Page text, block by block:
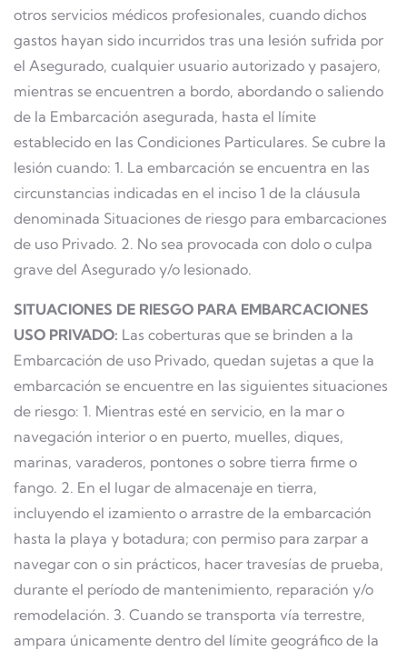
otros servicios médicos profesionales, cuando dichos
gastos hayan sido incurridos tras una lesión sufrida por
el Asegurado, cualquier usuario autorizado y pasajero,
mientras se encuentren a bordo, abordando o saliendo
de la Embarcación asegurada, hasta el límite
establecido en las Condiciones Particulares. Se cubre la
lesión cuando: 1. La embarcación se encuentra en las
circunstancias indicadas en el inciso 1 de la cláusula
denominada Situaciones de riesgo para embarcaciones
de uso Privado. 2. No sea provocada con dolo o culpa
grave del Asegurado y/o lesionado.
SITUACIONES DE RIESGO PARA EMBARCACIONES
USO PRIVADO: Las coberturas que se brinden a la
Embarcación de uso Privado, quedan sujetas a que la
embarcación se encuentre en las siguientes situaciones
de riesgo: 1. Mientras esté en servicio, en la mar o
navegación interior o en puerto, muelles, diques,
marinas, varaderos, pontones o sobre tierra firme o
fango. 2. En el lugar de almacenaje en tierra,
incluyendo el izamiento o arrastre de la embarcación
hasta la playa y botadura; con permiso para zarpar a
navegar con o sin prácticos, hacer travesías de prueba,
durante el período de mantenimiento, reparación y/o
remodelación. 3. Cuando se transporta vía terrestre,
ampara únicamente dentro del límite geográfico de la